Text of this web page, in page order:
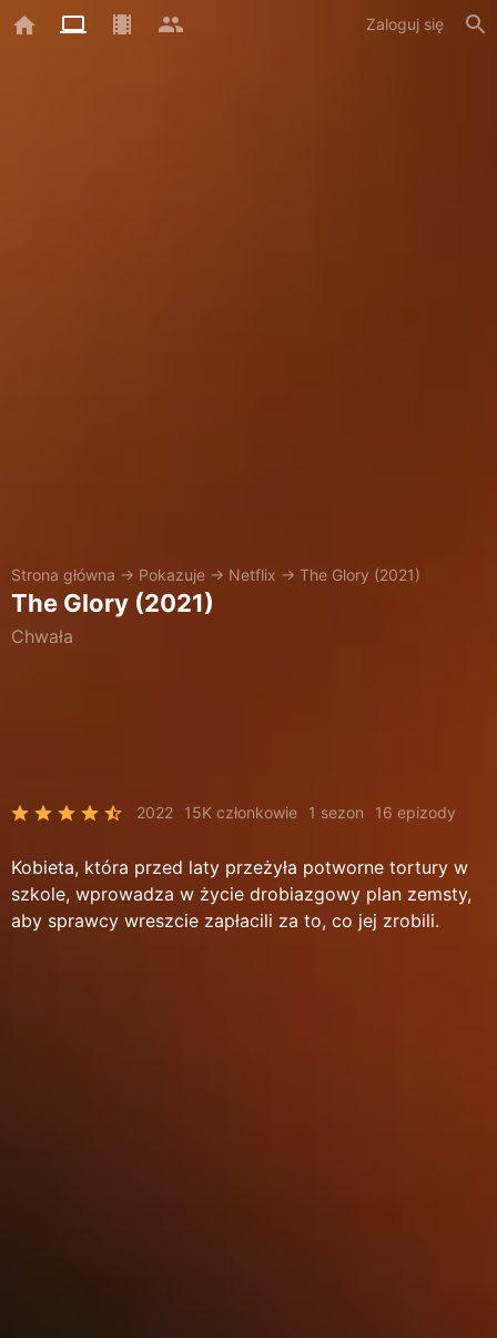
Zaloguj się
Strona główna → Pokazuje → Netflix → The Glory (2021)
The Glory (2021)
Chwała
2022 15K członkowie 1 sezon 16 epizody
Kobieta, która przed laty przeżyła potworne tortury w
szkole, wprowadza w życie drobiazgowy plan zemsty,
aby sprawcy wreszcie zapłacili za to, co jej zrobili.